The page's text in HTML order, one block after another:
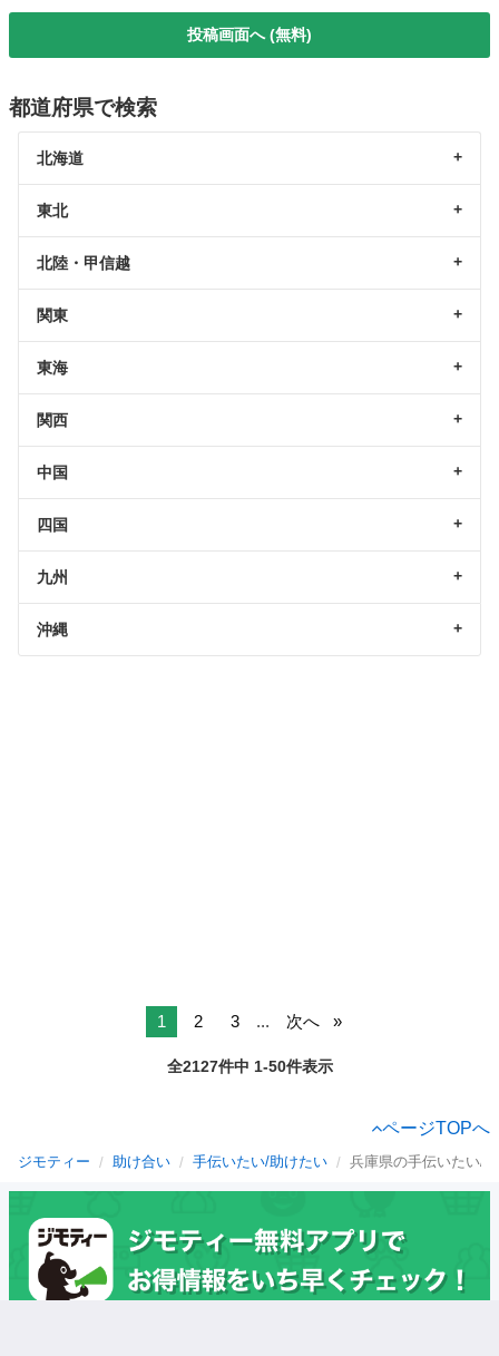
投稿画面へ (無料)
都道府県で検索
北海道
東北
北陸・甲信越
関東
東海
関西
中国
四国
九州
沖縄
1 2 3 ... 次へ
全2127件中 1-50件表示
ページTOPへ
ジモティー 助け合い 手伝いたい/助けたい 兵庫県の手伝いたい/